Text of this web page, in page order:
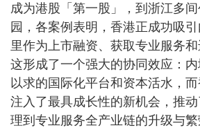
成为港股「第一股」，到浙江多
园，各案例表明，香港正成功吸
里作为上市融资、获取专业服务和
这形成了一个强大的协同效应：
以求的国际化平台和资本活水，
注入了最具成长性的新机会，推
理到专业服务全产业链的升级与